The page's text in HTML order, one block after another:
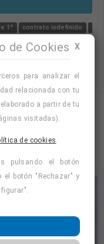
1º contrato indefinido
(Total 1080)
7 … 270
X
de Cookies
para analizar el
relacionada con tu
a partir de tu
visitadas).
de cookies.
pulsando el botón
el botón "Rechazar" y